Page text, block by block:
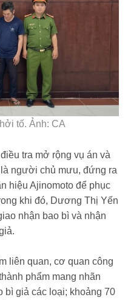
tố. Ảnh: CA
tra mở rộng vụ án và
người chủ mưu, đứng ra
hiệu Ajinomoto để phục
khi đó, Dương Thị Yến
nhận bao bì và nhận
liên quan, cơ quan công
phẩm mang nhãn
bì giả các loại; khoảng 70